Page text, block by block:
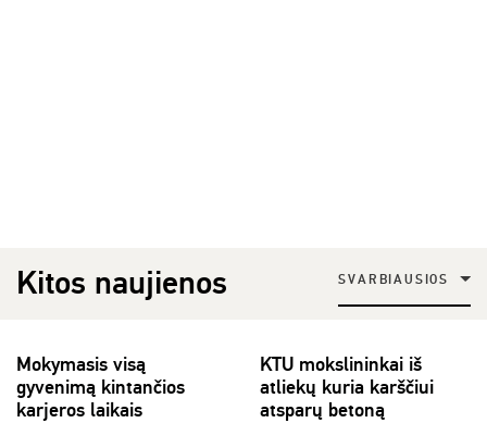
Kitos naujienos SVARBIAUSIOS
Mokymasis visą
gyvenimą kintančios
karjeros laikais
KTU mokslininkai iš
atliekų kuria karščiui
atsparų betoną